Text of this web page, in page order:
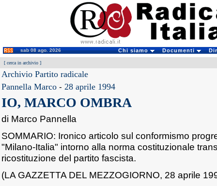
sab 08 ago. 2026 Chi siamo Documenti
[ cerca in archivio ]
Archivio Partito radicale
Pannella Marco - 28 aprile 1994
IO, MARCO OMBRA
di Marco Pannella
SOMMARIO: Ironico articolo sul conformismo
"Milano-Italia" intorno alla norma costituzionale
ricostituzione del partito fascista.
(LA GAZZETTA DEL MEZZOGIORNO, 28 aprile